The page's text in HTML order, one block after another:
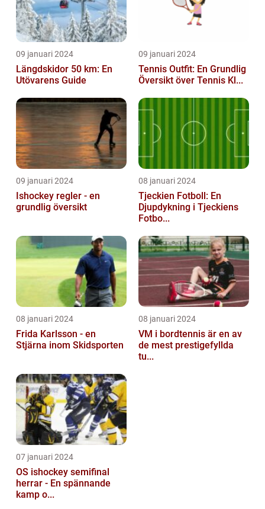
09 januari 2024
Längdskidor 50 km: En
Utövarens Guide
09 januari 2024
Tennis Outfit: En Grundlig
Översikt över Tennis Kl...
09 januari 2024
Ishockey regler - en
grundlig översikt
08 januari 2024
Tjeckien Fotboll: En
Djupdykning i Tjeckiens
Fotbo...
08 januari 2024
Frida Karlsson - en
Stjärna inom Skidsporten
08 januari 2024
VM i bordtennis är en av
de mest prestigefyllda
tu...
07 januari 2024
OS ishockey semifinal
herrar - En spännande
kamp o...